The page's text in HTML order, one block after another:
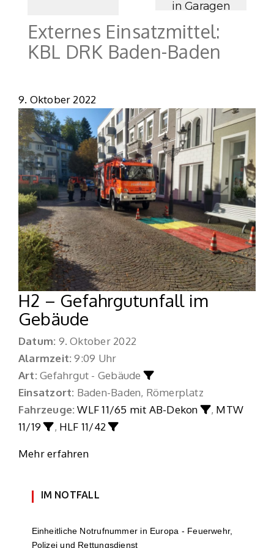
in Garagen
Externes Einsatzmittel:
KBL DRK Baden-Baden
9. Oktober 2022
H2 – Gefahrgutunfall im
Gebäude
Datum: 9. Oktober 2022
Alarmzeit:9:09 Uhr
Art:Gefahrgut - Gebäude
Einsatzort: Baden-Baden, Römerplatz
Fahrzeuge: WLF 11/65 mit AB-Dekon , MTW
11/19
, HLF 11/42
Mehr erfahren
IM NOTFALL
Einheit­li­che Notruf­num­mer in Europa - Feuerwehr,
Polizei und Rettungs­dienst